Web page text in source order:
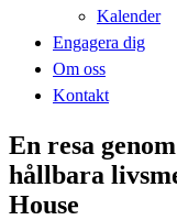
Kalender
Engagera dig
Om oss
Kontakt
En resa
hållbara
House